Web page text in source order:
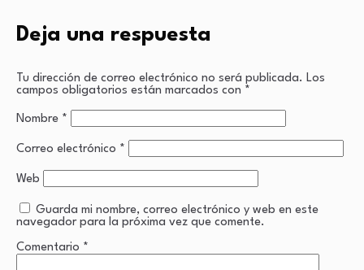
Deja una respuesta
Tu dirección de correo electrónico no será publicada. Los
campos obligatorios están marcados con *
Nombre *
Correo electrónico *
Web
Guarda mi nombre, correo electrónico y web en este
navegador para la próxima vez que comente.
Comentario *